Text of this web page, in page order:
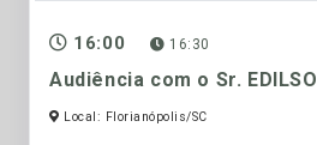
16:00 16:30
Audiência com o Sr.
Local: Florianópolis/SC